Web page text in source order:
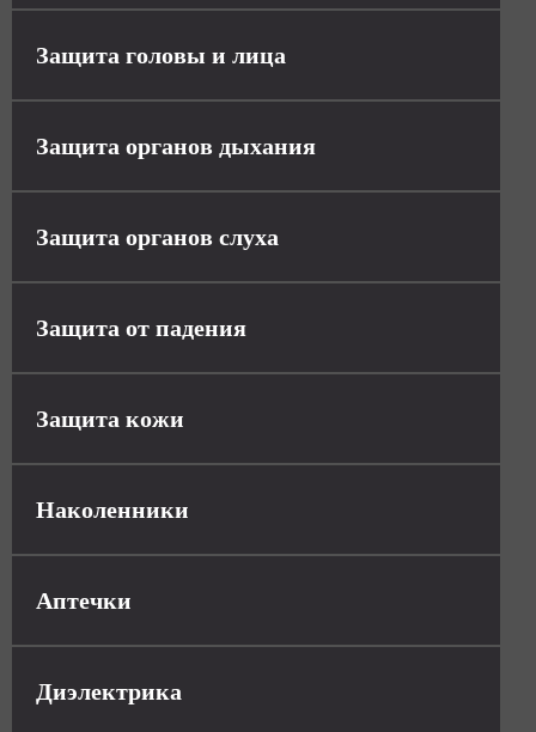
Защита головы и лица
Защита органов дыхания
Защита органов слуха
Защита от падения
Защита кожи
Наколенники
Аптечки
Диэлектрика